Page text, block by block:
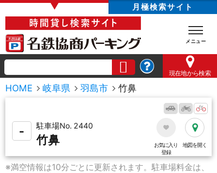
▼ 月極検索サイト
現在地から検索
HOME 岐阜県 羽島市 竹鼻
- 駐車場No. 2440
竹鼻
お気に入り
登録
地図を開く
※満空情報は10分ごとに更新されます。駐車場料金は、